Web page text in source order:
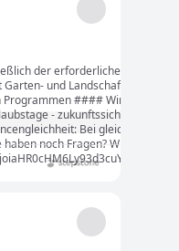
der erforderlichen
und Landschaftsbau
#### Wir
- zukunftssichere
Bei gleicher
noch Fragen? Wir freuen